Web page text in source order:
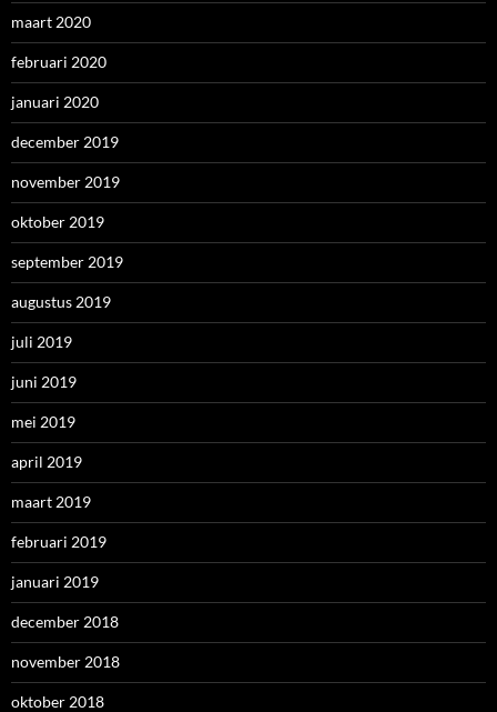
maart 2020
februari 2020
januari 2020
december 2019
november 2019
oktober 2019
september 2019
augustus 2019
juli 2019
juni 2019
mei 2019
april 2019
maart 2019
februari 2019
januari 2019
december 2018
november 2018
oktober 2018